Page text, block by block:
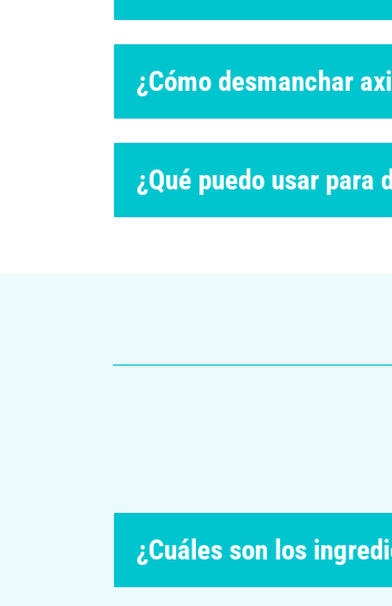
¿Cómo desmanchar
¿Qué puedo usar para
¿Cuáles son los